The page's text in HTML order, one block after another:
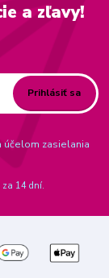
a zľavy!
Prihlásiť sa
účelom zasielania
za 14 dní.